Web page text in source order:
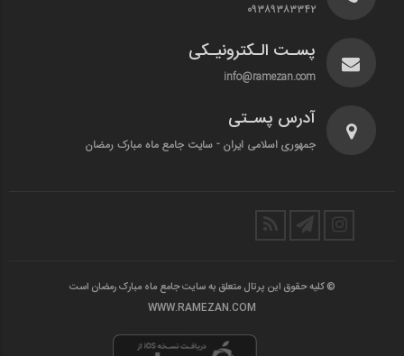
۰۹۳۸۹۳۸۳۳۴۲
پسـت الـکترونیـکی
info@ramezan.com
آدرس پسـتی
جمهوری اسلامی ایران - سایت جامع ماه مبارک رمضان
© کلیه حقوق این پرتال متعلق به سایت جامع ماه مبارک رمضان است
WWW.RAMEZAN.COM